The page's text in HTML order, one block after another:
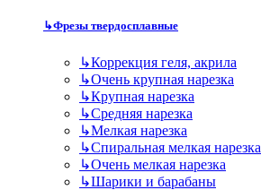
↳Фрезы твердосплавные
↳Коррекция геля, акрила
↳Очень крупная нарезка
↳Крупная нарезка
↳Средняя нарезка
↳Мелкая нарезка
↳Спиральная мелкая нарезка
↳Очень мелкая нарезка
↳Шарики и барабаны